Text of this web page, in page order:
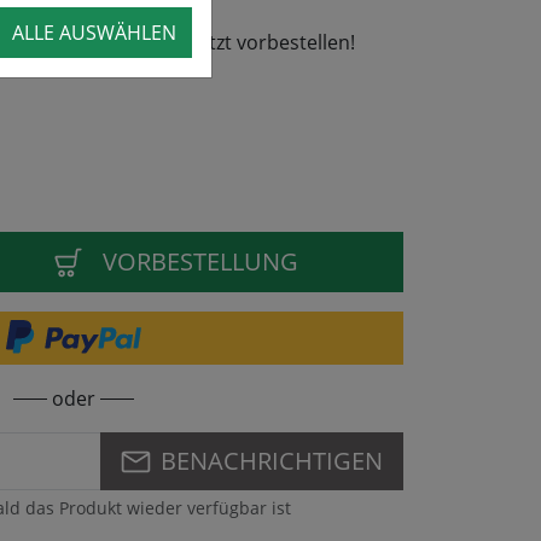
wieder lieferbar - jetzt vorbestellen!
VORBESTELLUNG
oder
BENACHRICHTIGEN
das Produkt wieder verfügbar ist
ALLE AUSWÄHLEN